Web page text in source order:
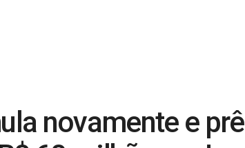
novamente e